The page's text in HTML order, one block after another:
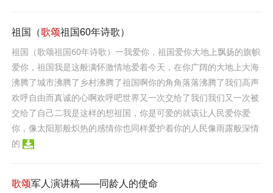
祖国（歌颂祖国60年诗歌）
祖国（歌颂祖国60年诗歌）一我爱你，祖国爱你大地上飘扬的旗帜
爱你，祖国我是这般满怀激情地爱着今天，在你广阔的大地上大海
沸腾了城市沸腾了乡村沸腾了祖国啊你的角角落落沸腾了我们高声
欢呼自由而真诚的心啊欢呼吧世界又一次交给了我们我们又一次被
交给了自己二我是这样的想祖国，你是可爱的就该让人民爱你爱
你，像太阳那般炽热的感情你也同样爱护着你的人民像雨露般深情
的
歌颂军人演讲稿——同龄人的使命